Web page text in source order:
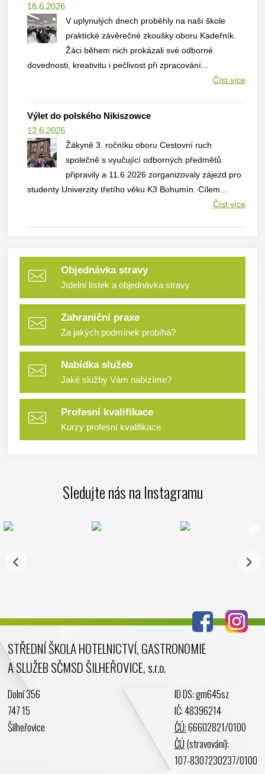
16.6.2026
V uplynulých dnech proběhly na naší škole
praktické závěrečné zkoušky oboru Kadeřník.
Žáci během nich prokázali své odborné
dovednosti, kreativitu i pečlivost při zpracování...
Číst více
Výlet do polského Nikiszowce
12.6.2026
Žákyně 3. ročníku oboru Cestovní ruch
společně s vyučující odborných předmětů
připravily a 11.6.2026 zorganizovaly zájezd pro
studenty Univerzity třetího věku K3 Bohumín. Cílem...
Číst více
Objednávka stravy
Jídelní lístek a objednávka stravy
Zahraniční praxe
Za jakých podmínek probíhá?
Nabídka služeb
Jaké služby Vám nabízíme?
Profesní kvalifikace
Kurzy profesní kvalifikace
Sledujte nás na Instagramu
STŘEDNÍ ŠKOLA HOTELNICTVÍ, GASTRONOMIE
A SLUŽEB SČMSD ŠILHEŘOVICE, s.r.o.
Dolní 356
747 15
Šilheřovice
ID DS: gm645sz
IČ: 48396214
ČÚ:66602821/0100
ČÚ (stravování):
107-8307230237/0100